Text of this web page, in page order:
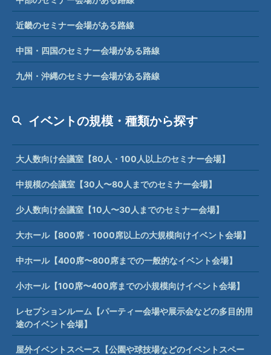
近畿のセミナー会場がある路線
中国・四国のセミナー会場がある路線
九州・沖縄のセミナー会場がある路線
イベントの規模・種類から探す
大人数向け会議室【80人・100人以上のセミナー会場】
中規模の会議室【30人〜80人までのセミナー会場】
少人数向け会議室【10人〜30人までのセミナー会場】
大ホール【800席・1000席以上の大規模向けイベント会場】
中ホール【400席〜800席までの一般的なイベント会場】
小ホール【100席〜400席までの小規模向けイベント会場】
レセプションルーム【パーティー会場や展示会などの多目的用
途のイベント会場】
屋外イベントスペース【公園や球技場などのイベントスペー